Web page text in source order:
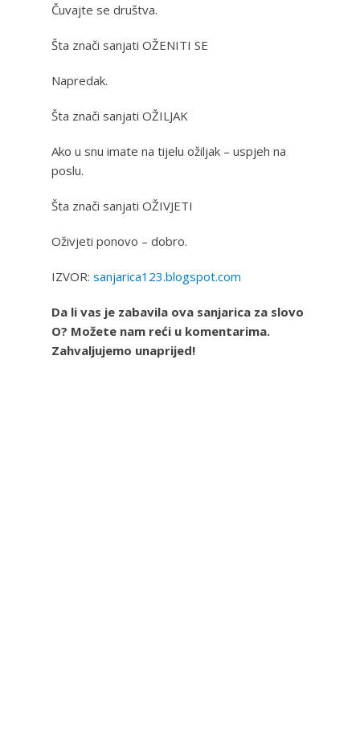
Čuvajte se društva.
Šta znači sanjati OŽENITI SE
Napredak.
Šta znači sanjati OŽILJAK
Ako u snu imate na tijelu ožiljak – uspjeh na
poslu.
Šta znači sanjati OŽIVJETI
Oživjeti ponovo – dobro.
IZVOR: sanjarica123.blogspot.com
Da li vas je zabavila ova sanjarica za slovo
O? Možete nam reći u komentarima.
Zahvaljujemo unaprijed!